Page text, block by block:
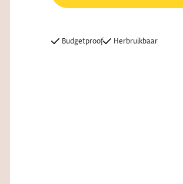
Budgetproof Herbruikbaar